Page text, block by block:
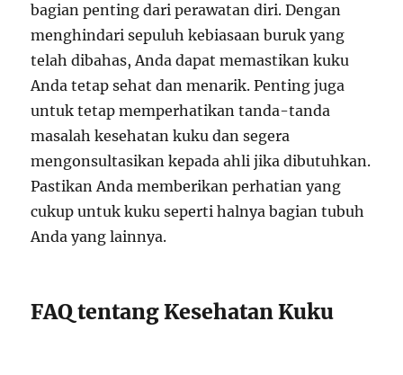
bagian penting dari perawatan diri. Dengan
menghindari sepuluh kebiasaan buruk yang
telah dibahas, Anda dapat memastikan kuku
Anda tetap sehat dan menarik. Penting juga
untuk tetap memperhatikan tanda-tanda
masalah kesehatan kuku dan segera
mengonsultasikan kepada ahli jika dibutuhkan.
Pastikan Anda memberikan perhatian yang
cukup untuk kuku seperti halnya bagian tubuh
Anda yang lainnya.
FAQ tentang Kesehatan Kuku